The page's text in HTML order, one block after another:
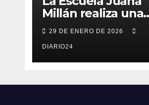
Millán realiza una
convocatoria de
becas para mujeres
emprendedoras
andaluzas
29 DE ENERO DE 2026
DIARIO24